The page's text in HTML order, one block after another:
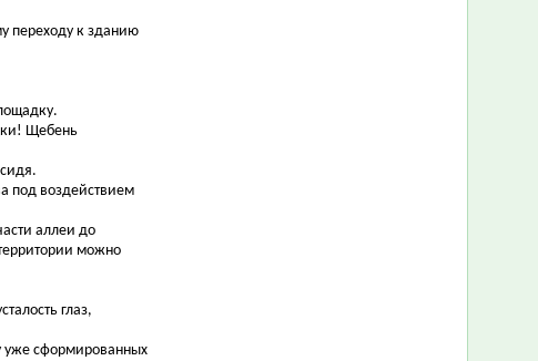
переходу к зданию
Щебень
под воздействием
аллеи до
можно
глаз,
уже сформированных